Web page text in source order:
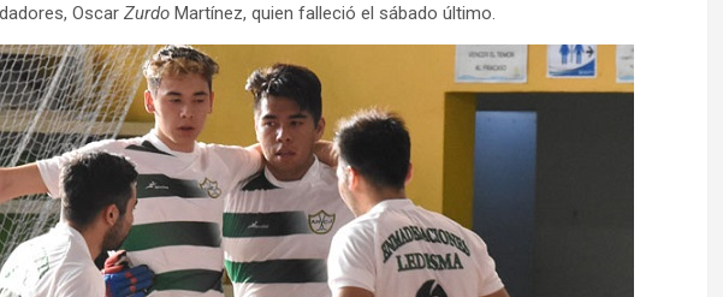
Oscar Zurdo Martínez, quien falleció el sábado último.